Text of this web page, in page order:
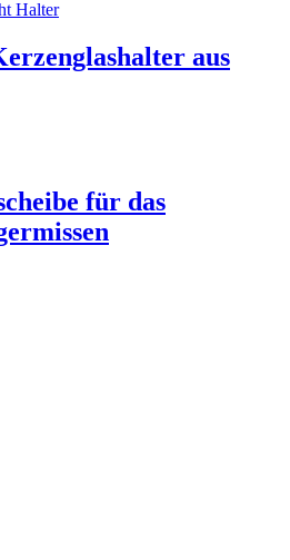
aus
für das